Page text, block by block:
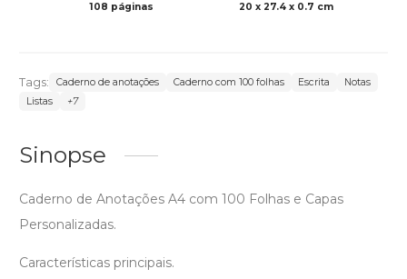
108 páginas 20 x 27.4 x 0.7 cm
Tags: Caderno de anotações Caderno com 100 folhas Escrita
Notas
Listas
+7
Sinopse
Caderno de Anotações A4 com 100 Folhas e Capas
Personalizadas.
Características principais.